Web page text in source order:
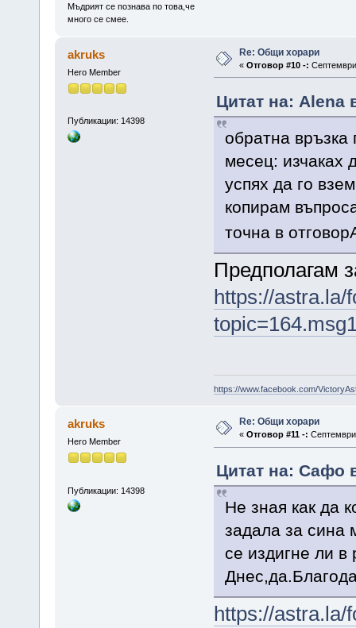
Мъдрият се познава по това,че
много се смее.
akruks
Hero Member
Публикации: 14398
Re: Общи хорари
« Отговор #10 -:
Цитат на: Alena
oбратна връзка
месец: изчаках
успях да го
копирам
точна в
Предполагам
https://astra.la/
https://www.facebook.com/
akruks
Hero Member
Публикации: 14398
Re: Общи хорари
« Отговор #11 -:
Цитат на: Сафо
Не зная как да
задала за сина
се издигне ли в
https://astra.la/